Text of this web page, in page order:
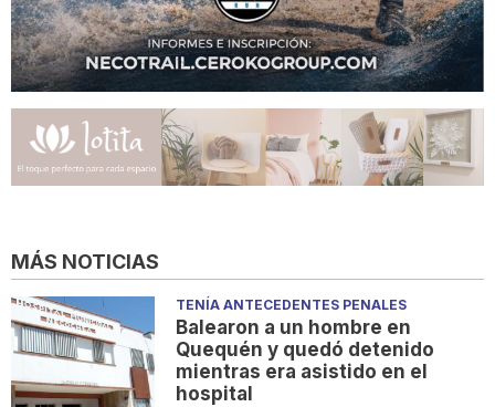
MÁS NOTICIAS
TENÍA ANTECEDENTES PENALES
Balearon a un hombre en
Quequén y quedó detenido
mientras era asistido en el
hospital